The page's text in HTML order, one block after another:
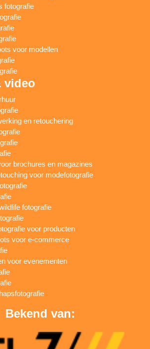
fotografie
voor modellen
video
en retouchering
brochures en magazines
voor modefotografie
fotografie
voor producten
voor e-commerce
voor evenementen
Bekend van: